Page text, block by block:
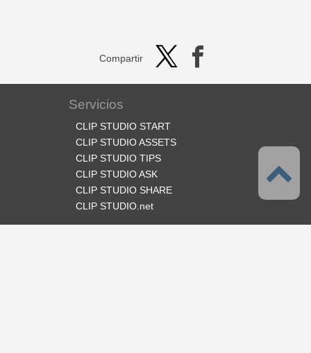
Compartir
Servicios
CLIP STUDIO START
CLIP STUDIO ASSETS
CLIP STUDIO TIPS
CLIP STUDIO ASK
CLIP STUDIO SHARE
CLIP STUDIO.net